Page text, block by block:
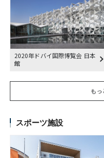
2020年ドバイ国際博覧会 日本
館
もっ
スポーツ施設